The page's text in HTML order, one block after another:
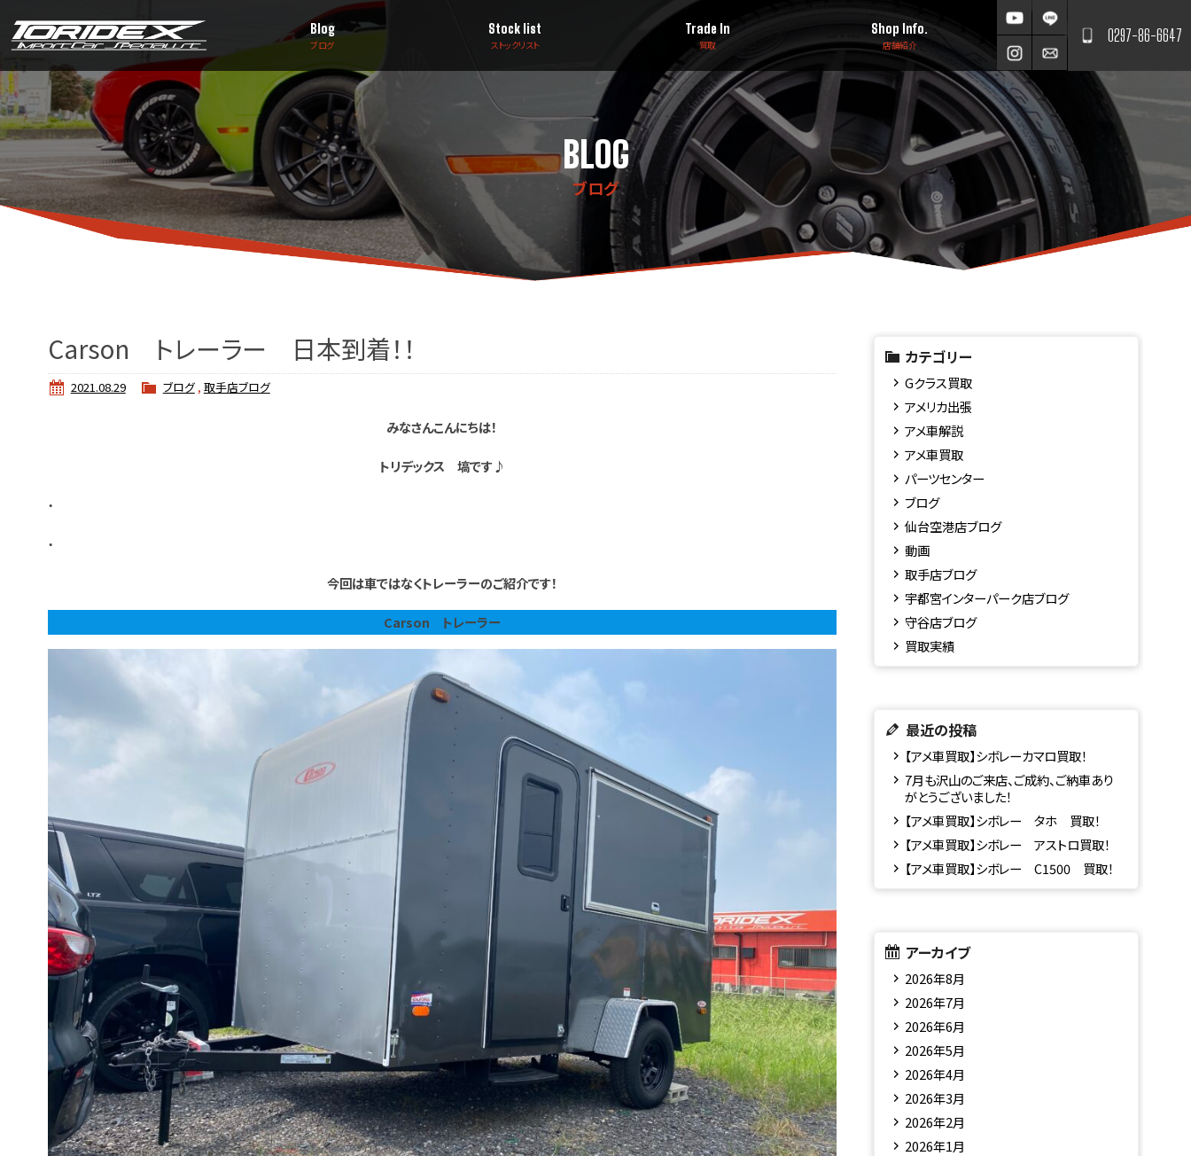
0297-86-6647
Blog
ブログ
Stock list
ストックリスト
Trade In
買取
Shop Info.
店舗紹介
BLOG
ブログ
Carson トレーラー 日本到着！！
2021.08.29 ブログ, 取手店ブログ
みなさんこんにちは！
トリデックス 塙です♪
・
・
今回は車ではなくトレーラーのご紹介です！
Carson トレーラー
カテゴリー
Gクラス買取
アメリカ出張
アメ車解説
アメ車買取
パーツセンター
ブログ
仙台空港店ブログ
動画
取手店ブログ
宇都宮インターパーク店ブログ
守谷店ブログ
買取実績
最近の投稿
【アメ車買取】シボレーカマロ買取！
7月も沢山のご来店、ご成約、ご納車あり
がとうございました！
【アメ車買取】シボレー タホ 買取！
【アメ車買取】シボレー アストロ買取！
【アメ車買取】シボレー C1500 買取！
アーカイブ
2026年8月
2026年7月
2026年6月
2026年5月
2026年4月
2026年3月
2026年2月
2026年1月